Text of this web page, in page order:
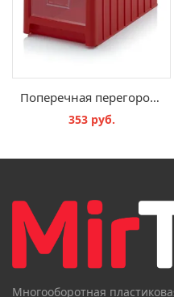
Поперечная перегородка SK, QT 5
353 руб.
Многооборотная